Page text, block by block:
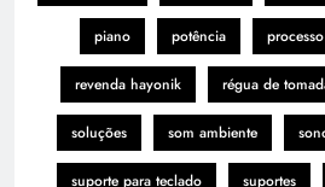
piano potência
revenda hayonik régua de
soluções som ambiente
suporte para teclado suportes